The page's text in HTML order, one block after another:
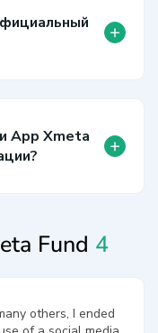
+
App Xmeta
+
Fund 4
others, I ended